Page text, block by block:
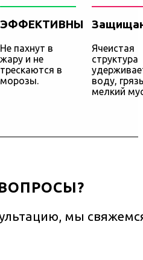
ЭФФЕКТИВНЫ
Не пахнут в
жару и не
трескаются в
морозы.
Ячеистая
структура
воду,
мелкий
мы